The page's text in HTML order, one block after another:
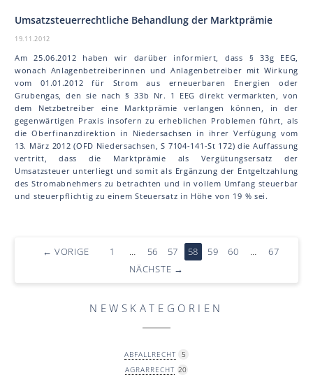
Umsatzsteuerrechtliche Behandlung der Marktprämie
19.11.2012
Am 25.06.2012 haben wir darüber informiert, dass § 33g EEG,
wonach Anlagenbetreiberinnen und Anlagenbetreiber mit Wirkung
vom 01.01.2012 für Strom aus erneuerbaren Energien oder
Grubengas, den sie nach § 33b Nr. 1 EEG direkt vermarkten, von
dem Netzbetreiber eine Marktprämie verlangen können, in der
gegenwärtigen Praxis insofern zu erheblichen Problemen führt, als
die Oberfinanzdirektion in Niedersachsen in ihrer Verfügung vom
13. März 2012 (OFD Niedersachsen, S 7104-141-St 172) die Auffassung
vertritt, dass die Marktprämie als Vergütungsersatz der
Umsatzsteuer unterliegt und somit als Ergänzung der Entgeltzahlung
des Stromabnehmers zu betrachten und in vollem Umfang steuerbar
und steuerpflichtig zu einem Steuersatz in Höhe von 19 % sei.
← VORIGE 1 … 56 57 58 59 60 …
67
NÄCHSTE →
NEWSKATEGORIEN
ABFALLRECHT
5
AGRARRECHT 20